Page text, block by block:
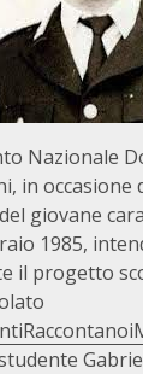
Nazionale
in occasione
giovane
1985,
il progetto